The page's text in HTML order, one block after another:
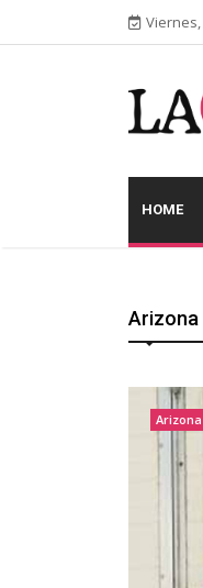
Viernes,
HOME
Arizona
Arizona